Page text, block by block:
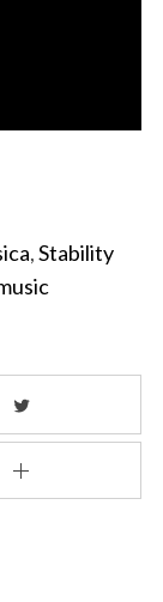
,Stability